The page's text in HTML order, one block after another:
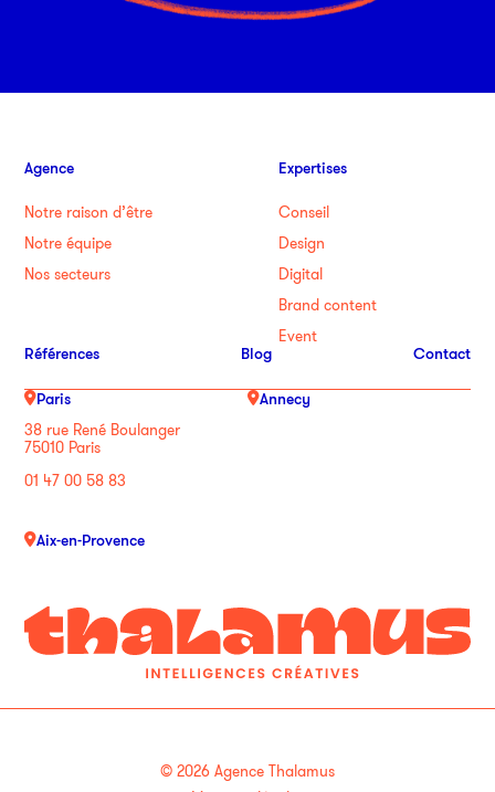
Agence
Notre raison d’être
Notre équipe
Nos secteurs
Expertises
Conseil
Design
Digital
Brand content
Event
Références Blog Contact
Paris
38 rue René Boulanger
75010 Paris
01 47 00 58 83
Annecy
Aix-en-Provence
© 2026 Agence Thalamus